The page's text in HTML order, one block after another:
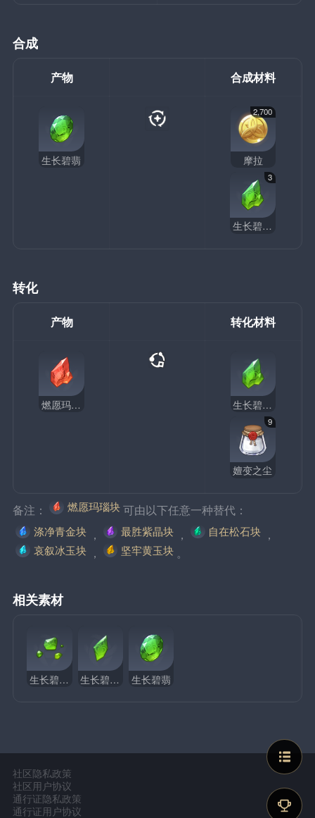
合成
产物 合成材料
生长碧翡
2,700
摩拉
3
生长碧翡块
转化
产物 转化材料
燃愿玛瑙块 生长碧翡块
9
嬗变之尘
备注： 燃愿玛瑙块 可由以下任意一种替代：
涤净青金块 ， 最胜紫晶块 ， 自在松石块 ，
哀叙冰玉块 ， 坚牢黄玉块 。
相关素材
生长碧翡碎屑 生长碧翡断片 生长碧翡
社区隐私政策
社区用户协议
通行证隐私政策
通行证用户协议